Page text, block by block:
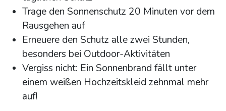
Trage den Sonnenschutz 20 Minuten vor dem
Rausgehen auf
Erneuere den Schutz alle zwei Stunden,
besonders bei Outdoor-Aktivitäten
Vergiss nicht: Ein Sonnenbrand fällt unter
einem weißen Hochzeitskleid zehnmal mehr
auf!